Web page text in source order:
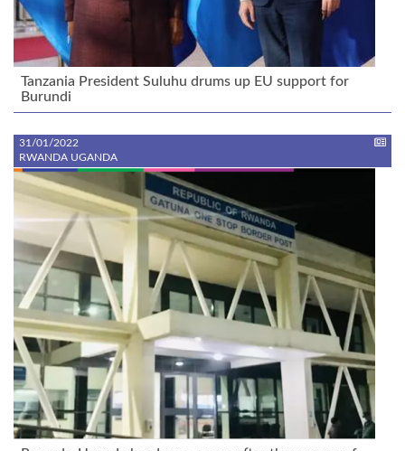
Tanzania President Suluhu drums up EU support for
Burundi
31/01/2022
RWANDA UGANDA